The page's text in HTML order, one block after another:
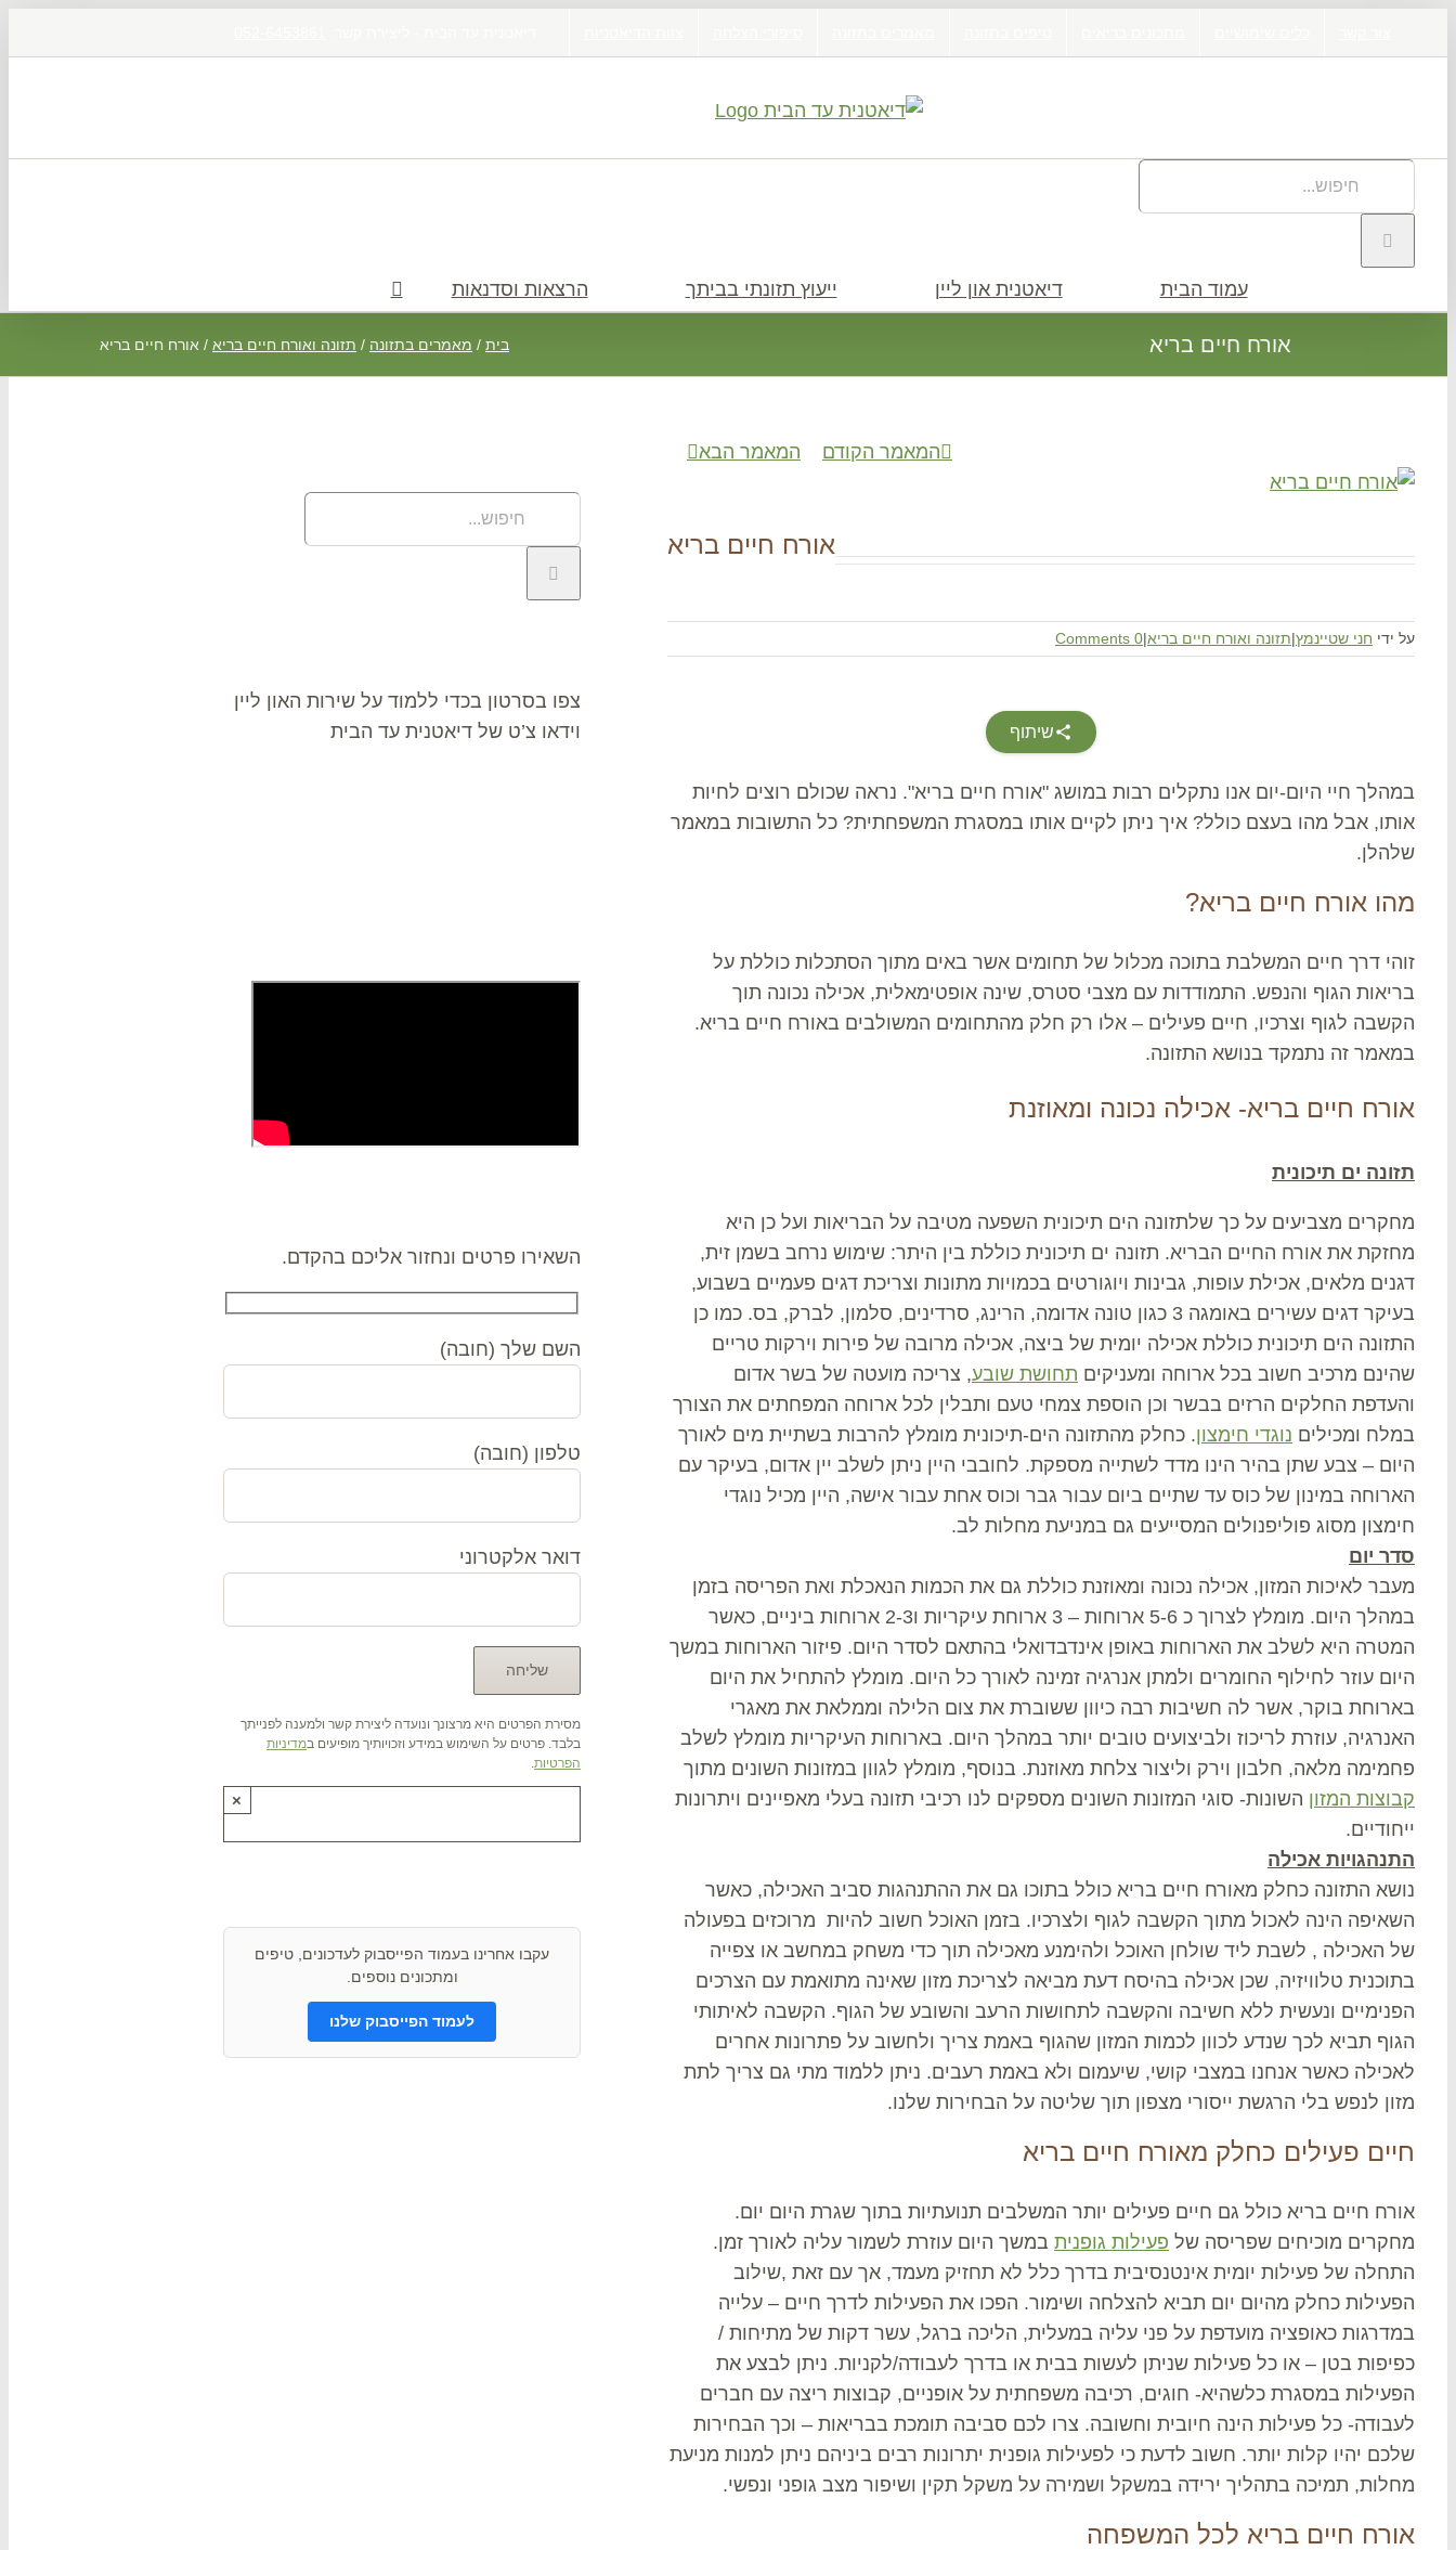
לתוכן
באתר:
עמוד הבית דיאטנית און ליין ייעוץ תזונתי בביתך הרצאות וסדנאות
אורח חיים בריא בית / מאמרים בתזונה / תזונה ואורח חיים בריא / אורח חיים בריא
המאמר הקודם המאמר הבא
אורח חיים בריא
על ידי חני שטיינמץ|תזונה ואורח חיים בריא|
0 Comments
שיתוף
במהלך חיי היום-יום אנו נתקלים רבות במושג "אורח חיים בריא". נראה שכולם רוצים לחיות
אותו, אבל מהו בעצם כולל? איך ניתן לקיים אותו במסגרת המשפחתית? כל התשובות במאמר
שלהלן.
מהו אורח חיים בריא?
זוהי דרך חיים המשלבת בתוכה מכלול של תחומים אשר באים מתוך הסתכלות כוללת על
בריאות הגוף והנפש. התמודדות עם מצבי סטרס, שינה אופטימאלית, אכילה נכונה תוך
הקשבה לגוף וצרכיו, חיים פעילים – אלו רק חלק מהתחומים המשולבים באורח חיים בריא.
במאמר זה נתמקד בנושא התזונה.
אורח חיים בריא- אכילה נכונה ומאוזנת
תזונה ים תיכונית
מחקרים מצביעים על כך שלתזונה הים תיכונית השפעה מטיבה על הבריאות ועל כן היא
מחזקת את אורח החיים הבריא. תזונה ים תיכונית כוללת בין היתר: שימוש נרחב בשמן זית,
דגנים מלאים, אכילת עופות, גבינות ויוגורטים בכמויות מתונות וצריכת דגים פעמיים בשבוע,
בעיקר דגים עשירים באומגה 3 כגון טונה אדומה, הרינג, סרדינים, סלמון, לברק, בס. כמו כן
התזונה הים תיכונית כוללת אכילה יומית של ביצה, אכילה מרובה של פירות וירקות טריים
שהינם מרכיב חשוב בכל ארוחה ומעניקים תחושת שובע, צריכה מועטה של בשר אדום
והעדפת החלקים הרזים בבשר וכן הוספת צמחי טעם ותבלין לכל ארוחה המפחתים את הצורך
במלח ומכילים נוגדי חימצון. כחלק מהתזונה הים-תיכונית מומלץ להרבות בשתיית מים לאורך
היום – צבע שתן בהיר הינו מדד לשתייה מספקת. לחובבי היין ניתן לשלב יין אדום, בעיקר עם
הארוחה במינון של כוס עד שתיים ביום עבור גבר וכוס אחת עבור אישה, היין מכיל נוגדי
חימצון מסוג פוליפנולים המסייעים גם במניעת מחלות לב.
סדר יום
מעבר לאיכות המזון, אכילה נכונה ומאוזנת כוללת גם את הכמות הנאכלת ואת הפריסה בזמן
במהלך היום. מומלץ לצרוך כ 5-6 ארוחות – 3 ארוחת עיקריות ו2-3 ארוחות ביניים, כאשר
המטרה היא לשלב את הארוחות באופן אינדבדואלי בהתאם לסדר היום. פיזור הארוחות במשך
היום עוזר לחילוף החומרים ולמתן אנרגיה זמינה לאורך כל היום. מומלץ להתחיל את היום
בארוחת בוקר, אשר לה חשיבות רבה כיוון ששוברת את צום הלילה וממלאת את מאגרי
האנרגיה, עוזרת לריכוז ולביצועים טובים יותר במהלך היום. בארוחות העיקריות מומלץ לשלב
פחמימה מלאה, חלבון וירק וליצור צלחת מאוזנת. בנוסף, מומלץ לגוון במזונות השונים מתוך
קבוצות המזון השונות- סוגי המזונות השונים מספקים לנו רכיבי תזונה בעלי מאפיינים ויתרונות
ייחודיים.
התנהגויות אכילה
נושא התזונה כחלק מאורח חיים בריא כולל בתוכו גם את ההתנהגות סביב האכילה, כאשר
השאיפה הינה לאכול מתוך הקשבה לגוף ולצרכיו. בזמן האוכל חשוב להיות מרוכזים בפעולה
של האכילה , לשבת ליד שולחן האוכל ולהימנע מאכילה תוך כדי משחק במחשב או צפייה
בתוכנית טלוויזיה, שכן אכילה בהיסח דעת מביאה לצריכת מזון שאינה מתואמת עם הצרכים
הפנימיים ונעשית ללא חשיבה והקשבה לתחושות הרעב והשובע של הגוף. הקשבה לאיתותי
הגוף תביא לכך שנדע לכוון לכמות המזון שהגוף באמת צריך ולחשוב על פתרונות אחרים
לאכילה כאשר אנחנו במצבי קושי, שיעמום ולא באמת רעבים. ניתן ללמוד מתי גם צריך לתת
מזון לנפש בלי הרגשת ייסורי מצפון תוך שליטה על הבחירות שלנו.
חיים פעילים כחלק מאורח חיים בריא
אורח חיים בריא כולל גם חיים פעילים יותר המשלבים תנועתיות בתוך שגרת היום יום.
מחקרים מוכיחים שפריסה של פעילות גופנית במשך היום עוזרת לשמור עליה לאורך זמן.
התחלה של פעילות יומית אינטנסיבית בדרך כלל לא תחזיק מעמד, אך עם זאת ,שילוב
הפעילות כחלק מהיום יום תביא להצלחה ושימור. הפכו את הפעילות לדרך חיים – עלייה
במדרגות כאופציה מועדפת על פני עליה במעלית, הליכה ברגל, עשר דקות של מתיחות /
כפיפות בטן – או כל פעילות שניתן לעשות בבית או בדרך לעבודה/לקניות. ניתן לבצע את
הפעילות במסגרת כלשהיא- חוגים, רכיבה משפחתית על אופניים, קבוצות ריצה עם חברים
לעבודה- כל פעילות הינה חיובית וחשובה. צרו לכם סביבה תומכת בבריאות – וכך הבחירות
שלכם יהיו קלות יותר. חשוב לדעת כי לפעילות גופנית יתרונות רבים ביניהם ניתן למנות מניעת
מחלות, תמיכה בתהליך ירידה במשקל ושמירה על משקל תקין ושיפור מצב גופני ונפשי.
אורח חיים בריא לכל המשפחה
צפו בסרטון בכדי ללמוד על שירות האון ליין
וידאו צ’ט של דיאטנית עד הבית
השאירו פרטים ונחזור אליכם בהקדם.
השם שלך (חובה)
טלפון (חובה)
דואר אלקטרוני
מסירת הפרטים היא מרצונך ונועדה ליצירת קשר ולמענה לפנייתך
בלבד. פרטים על השימוש במידע וזכויותיך מופיעים במדיניות
הפרטיות.
×
עקבו אחרינו בעמוד הפייסבוק לעדכונים, טיפים
ומתכונים נוספים.
לעמוד הפייסבוק שלנו